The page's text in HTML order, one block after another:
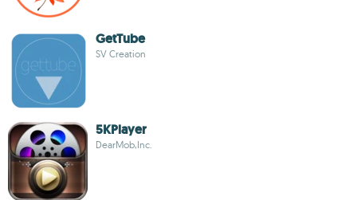
GetTube
SV Creation
5KPlayer
DearMob,Inc.